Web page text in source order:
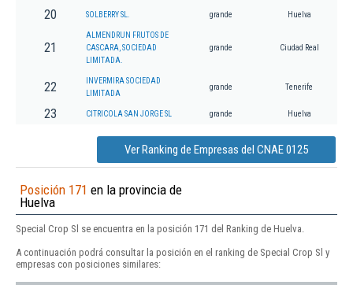
20 SOLBERRY SL. grande Huelva
21
ALMENDRUN FRUTOS DE
CASCARA, SOCIEDAD
LIMITADA.
grande Ciudad Real
22
INVERMIRA SOCIEDAD
LIMITADA
grande Tenerife
23 CITRICOLA SAN JORGE SL grande Huelva
Ver Ranking de Empresas del CNAE 0125
Posición 171 en la provincia de
Huelva
Special Crop Sl se encuentra en la posición 171 del Ranking de Huelva.
A continuación podrá consultar la posición en el ranking de Special Crop Sl y
empresas con posiciones similares: